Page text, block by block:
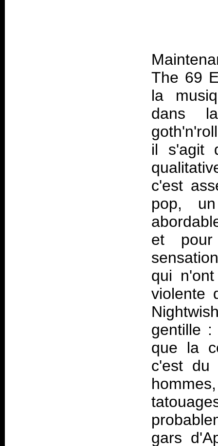
The 69
la
dans la
il s'agit
c'est
pop,
et
qui
violente
gentille
que la
c'est du
gars